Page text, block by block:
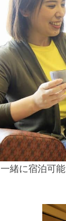
緒に宿泊可能